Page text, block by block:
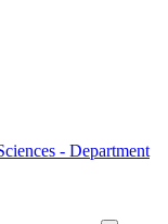
- Department